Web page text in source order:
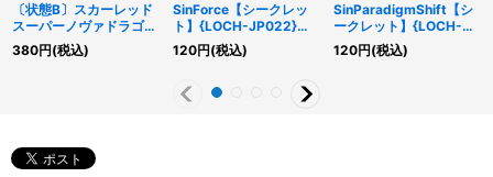
〔状態B〕スカーレッド
スーパーノヴァドラゴン
【ウルトラ】{LGB1-
JP021}《シンクロ》
380円(税込)
SinForce【シークレッ
ト】{LOCH-JP022}
《罠》
120円(税込)
SinParadigmShift【シ
ークレット】{LOCH-
JP023}《罠》
120円(税込)